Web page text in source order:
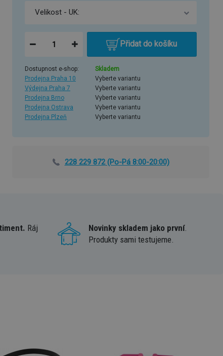
Přidat do košíku
Dostupnost e-shop:
Skladem
Prodejna Praha 10
Vyberte variantu
Výdejna Praha 7
Vyberte variantu
Prodejna Brno
Vyberte variantu
Prodejna Ostrava
Vyberte variantu
Prodejna Plzeň
Vyberte variantu
228 229 872(Po-Pá 8:00-20:00)
Ráj
Novinky skladem jako první.
Produkty sami testujeme.